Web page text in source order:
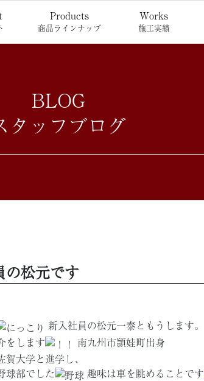
Products
商品ラインナップ
Works
施工実績
BLOG
タッフブログ
の松元です
新入社員の松元一泰ともうします。
をします
南九州市頴娃町出身
大学と進学し、
球部でした 趣味は車を眺めることです